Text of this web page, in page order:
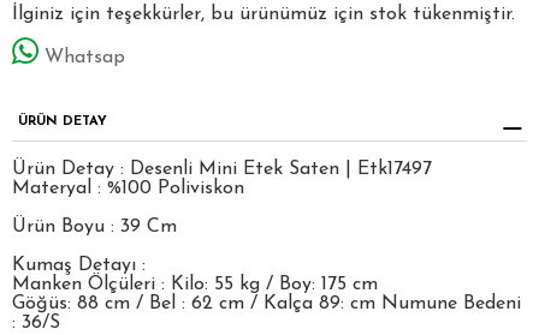
İlginiz için teşekkürler, bu ürünümüz için stok tükenmiştir.
Whatsap
ÜRÜN DETAY
Ürün Detay : Desenli Mini Etek Saten | Etk17497
Materyal : %100 Poliviskon
Ürün Boyu : 39 Cm
Kumaş Detayı :
Manken Ölçüleri : Kilo: 55 kg / Boy: 175 cm
Göğüs: 88 cm / Bel : 62 cm / Kalça 89: cm Numune Bedeni
: 36/S